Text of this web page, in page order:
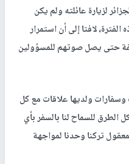
من الجزائر لزيارة عائلته ولم يكن
لافتا إلى أن استمرار
حتى يصل صوتهم للمسؤولين
ولديها علاقات مع كل
للسماح لنا بالسفر بأي
تركنا وحدنا لمواجهة